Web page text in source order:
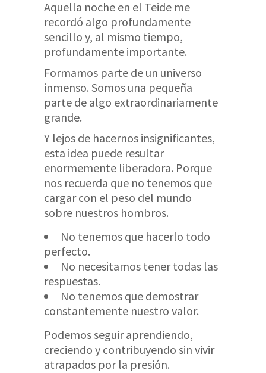
Aquella noche en el Teide me
recordó algo profundamente
sencillo y, al mismo tiempo,
profundamente importante.
Formamos parte de un universo
inmenso. Somos una pequeña
parte de algo extraordinariamente
grande.
Y lejos de hacernos insignificantes,
esta idea puede resultar
enormemente liberadora. Porque
nos recuerda que no tenemos que
cargar con el peso del mundo
sobre nuestros hombros.
No tenemos que hacerlo todo
perfecto.
No necesitamos tener todas las
respuestas.
No tenemos que demostrar
constantemente nuestro valor.
Podemos seguir aprendiendo,
creciendo y contribuyendo sin vivir
atrapados por la presión.